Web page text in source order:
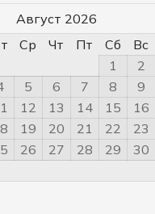
Август 2026
Ср Чт Пт Сб
Вс
1
2
5 6 7 8
9
12 13 14 15
16
19 20 21 22
23
26 27 28 29
30